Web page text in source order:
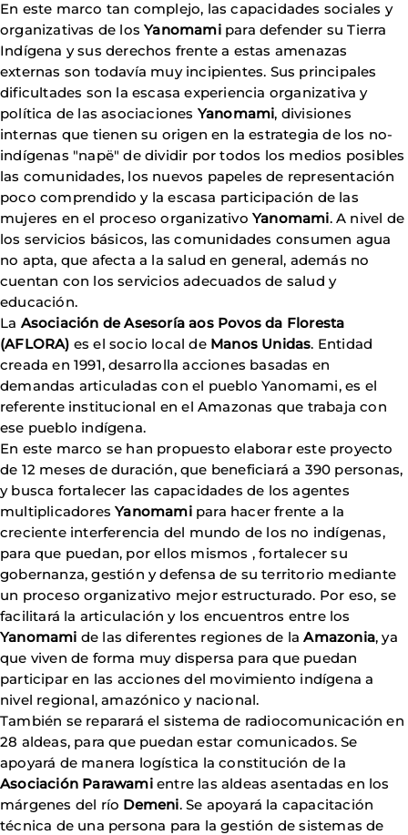
En este marco tan complejo, las capacidades sociales y
organizativas de losYanomamipara defender su Tierra
Indígena y sus derechos frente a estas amenazas
externas son todavía muy incipientes. Sus principales
dificultades son la escasa experiencia organizativa y
política de las asociaciones Yanomami, divisiones
internas que tienen su origen en la estrategia de los no-
indígenas "napë" de dividir por todos los medios posibles
las comunidades, los nuevos papeles de representación
poco comprendido y la escasa participación de las
mujeres en el proceso organizativo Yanomami. A nivel de
los servicios básicos, las comunidades consumen agua
no apta, que afecta a la salud en general, además no
cuentan con los servicios adecuados de salud y
educación.
La Asociación de Asesoría aos Povos da Floresta
(AFLORA) es el socio local de Manos Unidas. Entidad
creada en 1991, desarrolla acciones basadas en
demandas articuladas con el pueblo Yanomami, es el
referente institucional en el Amazonas que trabaja con
ese pueblo indígena.
En este marco se han propuesto elaborar este proyecto
de 12 meses de duración, que beneficiará a 390 personas,
y busca fortalecer las capacidades de los agentes
multiplicadoresYanomamipara hacer frente a la
creciente interferencia del mundo de los no indígenas,
para que puedan, por ellos mismos , fortalecer su
gobernanza, gestión y defensa de su territorio mediante
un proceso organizativo mejor estructurado. Por eso, se
facilitará la articulación y los encuentros entre los
Yanomami de las diferentes regiones de laAmazonia, ya
que viven de forma muy dispersa para que puedan
participar en las acciones del movimiento indígena a
nivel regional, amazónico y nacional.
También se reparará el sistema de radiocomunicación en
28 aldeas, para que puedan estar comunicados. Se
apoyará de manera logística la constitución de la
Asociación Parawamientre las aldeas asentadas en los
márgenes del río Demeni. Se apoyará la capacitación
técnica de una persona para la gestión de sistemas de